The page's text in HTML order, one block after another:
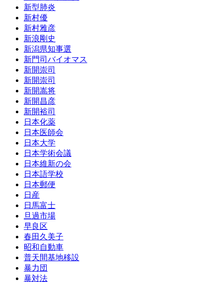
新型肺炎
新村優
新村雅彦
新浪剛史
新潟県知事選
新門司バイオマス
新開崇司
新開崇司
新開嵩将
新開昌彦
新開裕司
日本化薬
日本医師会
日本大学
日本学術会議
日本維新の会
日本語学校
日本郵便
日産
日馬富士
旦過市場
早良区
春田久美子
昭和自動車
普天間基地移設
暴力団
暴対法